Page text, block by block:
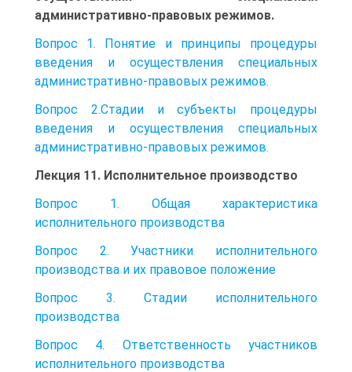
административно-правовых режимов.
Вопрос 1. Понятие и принципы процедуры
введения и осуществления специальных
административно-правовых режимов.
Вопрос 2.Стадии и субъекты процедуры
введения и осуществления специальных
административно-правовых режимов.
Лекция 11. Исполнительное производство
Вопрос 1. Общая характеристика
исполнительного производства
Вопрос 2. Участники исполнительного
производства и их правовое положение
Вопрос 3. Стадии исполнительного
производства
Вопрос 4. Ответственность участников
исполнительного производства